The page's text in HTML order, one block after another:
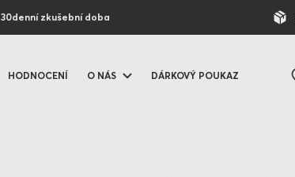
30denní zkušební doba
HODNOCENÍ O NÁS DÁRKOVÝ POUKAZ